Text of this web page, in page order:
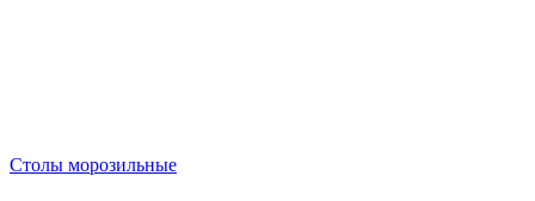
Столы морозильные